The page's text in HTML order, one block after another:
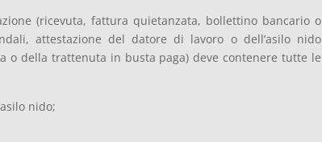
(ricevuta, fattura quietanzata, bollettino bancario o
attestazione del datore di lavoro o dell’asilo nido
o della trattenuta in busta paga) deve contenere tutte le
nido;